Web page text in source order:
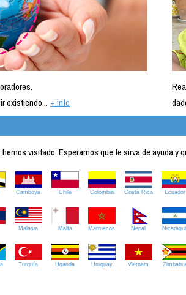
existiendo... + info
visitado. Esperamos que te sirva de ayuda y
Camboya Chile Colombia Costa Rica Ecuador
Malasia Malta Marruecos Nepal
Turquía Uganda Uruguay Vietnam